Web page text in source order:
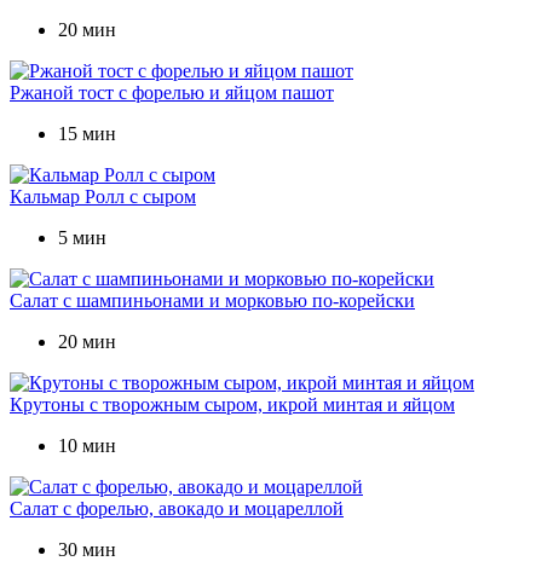
20 мин
Ржаной тост с форелью и яйцом пашот
15 мин
Кальмар Ролл с сыром
5 мин
Салат с шампиньонами и морковью по-корейски
20 мин
Крутоны с творожным сыром, икрой минтая и яйцом
10 мин
Салат с форелью, авокадо и моцареллой
30 мин